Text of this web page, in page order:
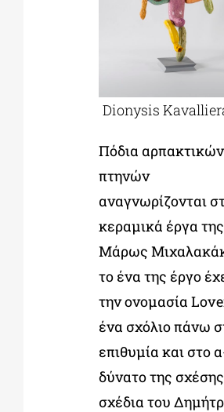
Dionysis
Πόδια αρπακτικών
πτηνών
αναγνωρίζονται
κεραμικά έργα της
Μάρως
το ένα της έργο
την ονομασία
ένα σχόλιο πάνω
επιθυμία και στο
δύνατο της
σχέδια του